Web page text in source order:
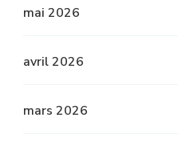
mai 2026
avril 2026
mars 2026